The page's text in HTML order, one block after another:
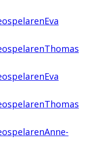
Eva
Thomas
Eva
Thomas
Anne-